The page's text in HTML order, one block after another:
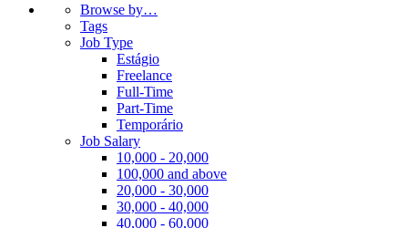
Browse by…
Tags
Job Type
Estágio
Freelance
Full-Time
Part-Time
Temporário
Job Salary
10,000 - 20,000
100,000 and above
20,000 - 30,000
30,000 - 40,000
40,000 - 60,000